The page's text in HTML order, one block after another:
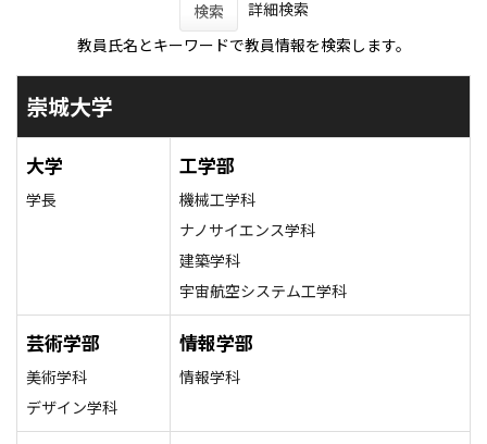
検索
詳細検索
教員氏名とキーワードで教員情報を検索します。
崇城大学
大学
学長
工学部
機械工学科
ナノサイエンス学科
建築学科
宇宙航空システム工学科
芸術学部
美術学科
デザイン学科
情報学部
情報学科